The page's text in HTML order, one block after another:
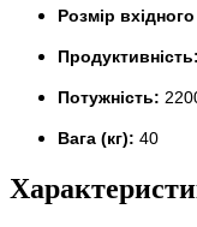
Розмір
Продуктивність:
Потужність:
Вага (кг): 40